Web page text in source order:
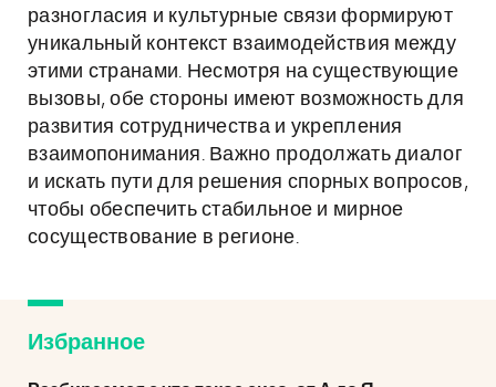
разногласия и культурные связи формируют
уникальный контекст взаимодействия между
этими странами. Несмотря на существующие
вызовы, обе стороны имеют возможность для
развития сотрудничества и укрепления
взаимопонимания. Важно продолжать диалог
и искать пути для решения спорных вопросов,
чтобы обеспечить стабильное и мирное
сосуществование в регионе.
Избранное